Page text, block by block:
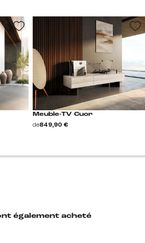
également acheté
Meuble-TV Cuor
de849,90 €